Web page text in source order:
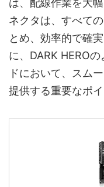
は、配線作業を大
ネクタは、すべて
とめ、効率的で確
に、DARK HERO
ドにおいて、スム
提供する重要なポイ